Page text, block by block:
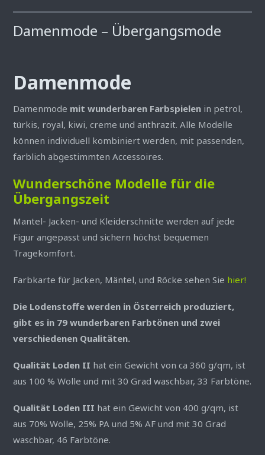
Damenmode – Übergangsmode
Damenmode
Damenmode mit wunderbaren Farbspielen in petrol,
türkis, royal, kiwi, creme und anthrazit. Alle Modelle
können individuell kombiniert werden, mit passenden,
farblich abgestimmten Accessoires.
Wunderschöne Modelle für die
Übergangszeit
Mantel- Jacken- und Kleiderschnitte werden auf jede
Figur angepasst und sichern höchst bequemen
Tragekomfort.
Farbkarte für Jacken, Mäntel, und Röcke sehen Sie hier!
Die Lodenstoffe werden in Österreich produziert,
gibt es in 79 wunderbaren Farbtönen und zwei
verschiedenen Qualitäten.
Qualität Loden II hat ein Gewicht von ca 360 g/qm, ist
aus 100 % Wolle und mit 30 Grad waschbar, 33 Farbtöne.
Qualität Loden III hat ein Gewicht von 400 g/qm, ist
aus 70% Wolle, 25% PA und 5% AF und mit 30 Grad
waschbar, 46 Farbtöne.